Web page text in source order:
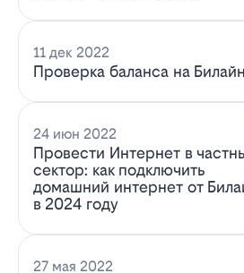
11 дек 2022
Проверка баланса на
24 июн 2022
Провести Интернет в
сектор: как подключить
домашний интернет от
в 2024 году
27 мая 2022